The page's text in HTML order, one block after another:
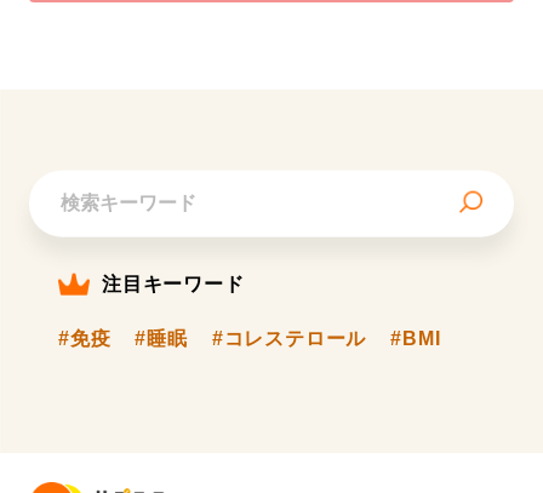
注目キーワード
#免疫 #睡眠 #コレステロール #BMI